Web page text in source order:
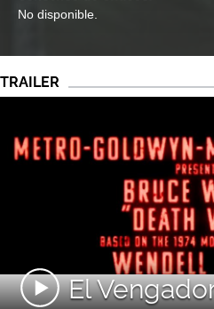
No disponible.
TRAILER
El